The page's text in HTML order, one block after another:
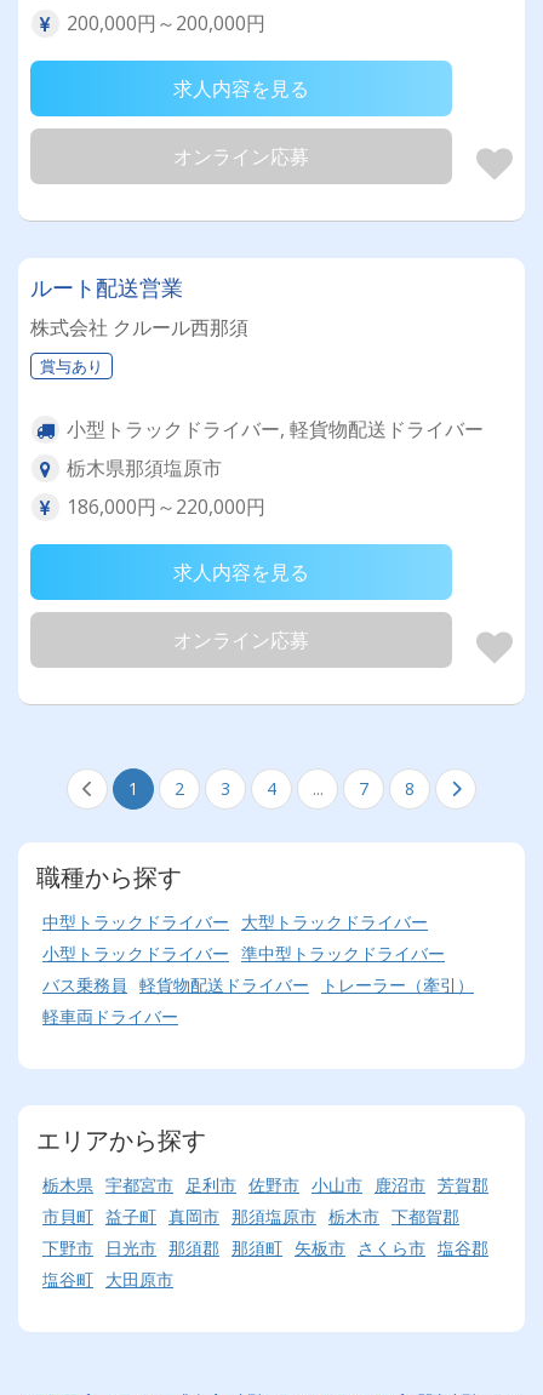
200,000円～200,000円
求人内容を見る
オンライン応募
ルート配送営業
株式会社 クルール西那須
賞与あり
小型トラックドライバー, 軽貨物配送ドライバー
栃木県那須塩原市
186,000円～220,000円
求人内容を見る
オンライン応募
1 2 3 4 ... 7 8
職種から探す
中型トラックドライバー
大型トラックドライバー
小型トラックドライバー 準中型トラックドライバー
バス乗務員
軽貨物配送ドライバー
トレーラー（牽引）
軽車両ドライバー
エリアから探す
栃木県 宇都宮市 足利市 佐野市 小山市 鹿沼市 芳賀郡
市貝町 益子町 真岡市 那須塩原市 栃木市 下都賀郡
下野市
日光市 那須郡 那須町 矢板市 さくら市 塩谷郡
塩谷町 大田原市